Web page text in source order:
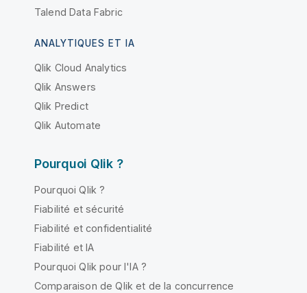
Talend Data Fabric
ANALYTIQUES ET IA
Qlik Cloud Analytics
Qlik Answers
Qlik Predict
Qlik Automate
Pourquoi Qlik ?
Pourquoi Qlik ?
Fiabilité et sécurité
Fiabilité et confidentialité
Fiabilité et IA
Pourquoi Qlik pour l'IA ?
Comparaison de Qlik et de la concurrence